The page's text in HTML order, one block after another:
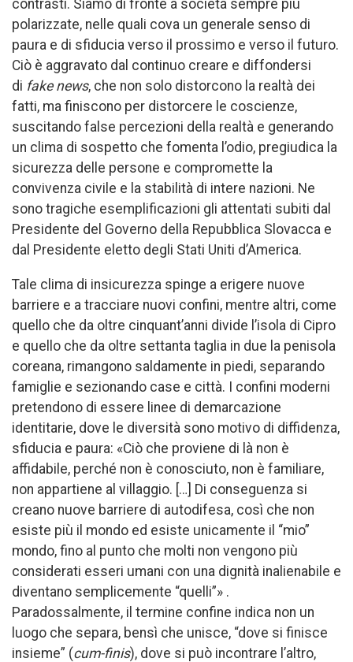
contrasti. Siamo di fronte a società sempre più
polarizzate, nelle quali cova un generale senso di
paura e di sfiducia verso il prossimo e verso il futuro.
Ciò è aggravato dal continuo creare e diffondersi
di fake news, che non solo distorcono la realtà dei
fatti, ma finiscono per distorcere le coscienze,
suscitando false percezioni della realtà e generando
un clima di sospetto che fomenta l’odio, pregiudica la
sicurezza delle persone e compromette la
convivenza civile e la stabilità di intere nazioni. Ne
sono tragiche esemplificazioni gli attentati subiti dal
Presidente del Governo della Repubblica Slovacca e
dal Presidente eletto degli Stati Uniti d’America.
Tale clima di insicurezza spinge a erigere nuove
barriere e a tracciare nuovi confini, mentre altri, come
quello che da oltre cinquant’anni divide l’isola di Cipro
e quello che da oltre settanta taglia in due la penisola
coreana, rimangono saldamente in piedi, separando
famiglie e sezionando case e città. I confini moderni
pretendono di essere linee di demarcazione
identitarie, dove le diversità sono motivo di diffidenza,
sfiducia e paura: «Ciò che proviene di là non è
affidabile, perché non è conosciuto, non è familiare,
non appartiene al villaggio. […] Di conseguenza si
creano nuove barriere di autodifesa, così che non
esiste più il mondo ed esiste unicamente il “mio”
mondo, fino al punto che molti non vengono più
considerati esseri umani con una dignità inalienabile e
diventano semplicemente “quelli”» .
Paradossalmente, il termine confine indica non un
luogo che separa, bensì che unisce, “dove si finisce
insieme” (cum-finis), dove si può incontrare l’altro,